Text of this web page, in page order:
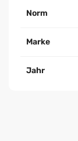
Norm
Marke
Jahr